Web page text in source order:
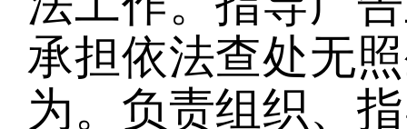
承担依法查处无
为。负责组织、